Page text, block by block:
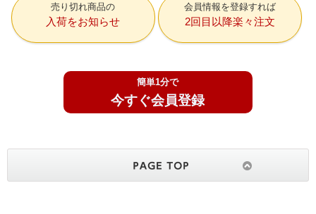
売り切れ商品の
入荷をお知らせ
会員情報を登録すれば
2回目以降楽々注文
簡単1分で
今すぐ会員登録